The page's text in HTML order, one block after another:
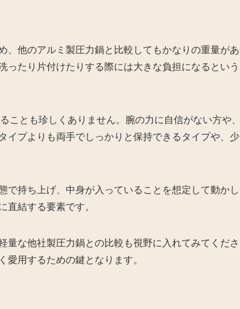
、他のアルミ製圧力鍋と比較してもかなりの重量があ
ったり片付けたりする際には大きな負担になるという
とも珍しくありません。腕の力に自信がない方や、
イプよりも両手でしっかりと保持できるタイプや、少
で持ち上げ、中身が入っていることを想定して動かし
直結する要素です。
量な他社製圧力鍋との比較も視野に入れてみてくださ
用するための鍵となります。